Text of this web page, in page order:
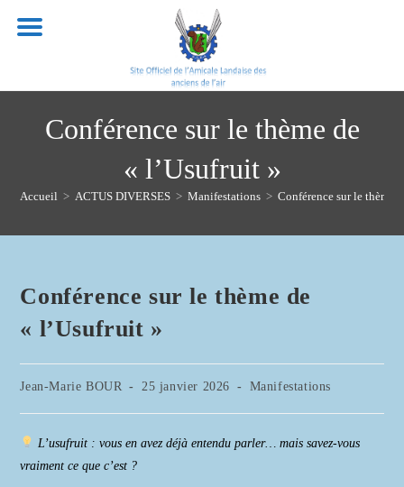
Conférence sur le thème de
« l’Usufruit »
Accueil > ACTUS DIVERSES > Manifestations > Conférence sur le thème
Conférence sur le thème de
« l’Usufruit »
Auteur/autrice
publication :
Jean-Marie BOUR
Publication
25 janvier 2026
Post
Manifestations
L’usufruit : vous en avez déjà entendu parler… mais savez-vous
vraiment ce que c’est ?